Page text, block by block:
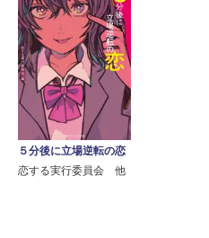
５分後に立場逆転の恋
恋する実行委員会 他